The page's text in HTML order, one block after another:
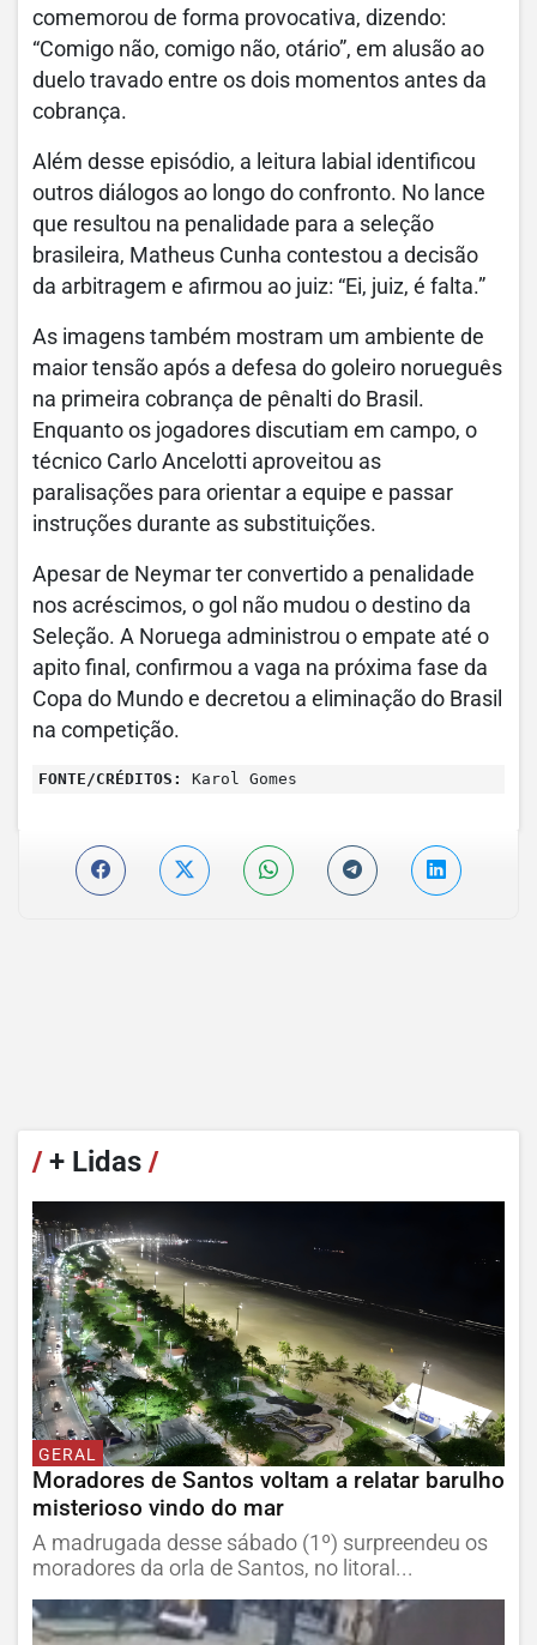
comemorou de forma provocativa, dizendo:
“Comigo não, comigo não, otário”, em alusão ao
duelo travado entre os dois momentos antes da
cobrança.
Além desse episódio, a leitura labial identificou
outros diálogos ao longo do confronto. No lance
que resultou na penalidade para a seleção
brasileira, Matheus Cunha contestou a decisão
da arbitragem e afirmou ao juiz: “Ei, juiz, é falta.”
As imagens também mostram um ambiente de
maior tensão após a defesa do goleiro norueguês
na primeira cobrança de pênalti do Brasil.
Enquanto os jogadores discutiam em campo, o
técnico Carlo Ancelotti aproveitou as
paralisações para orientar a equipe e passar
instruções durante as substituições.
Apesar de Neymar ter convertido a penalidade
nos acréscimos, o gol não mudou o destino da
Seleção. A Noruega administrou o empate até o
apito final, confirmou a vaga na próxima fase da
Copa do Mundo e decretou a eliminação do Brasil
na competição.
FONTE/CRÉDITOS: Karol Gomes
/+ Lidas /
GERAL
Moradores de Santos voltam a relatar barulho
misterioso vindo do mar
A madrugada desse sábado (1º) surpreendeu os
moradores da orla de Santos, no litoral...